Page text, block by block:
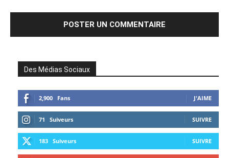
Des Médias Sociaux
2,900 Fans J'AIME
71 Suiveurs SUIVRE
183 Suiveurs SUIVRE